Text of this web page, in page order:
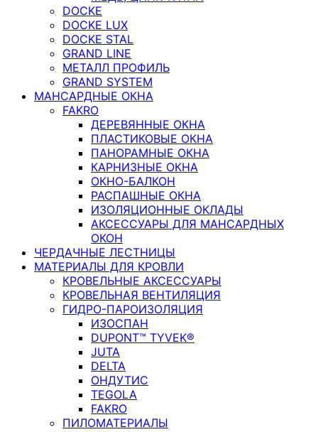
DOCKE
DOCKE LUX
DOCKE STAL
GRAND LINE
МЕТАЛЛ ПРОФИЛЬ
GRAND SYSTEM
МАНСАРДНЫЕ ОКНА
FAKRO
ДЕРЕВЯННЫЕ ОКНА
ПЛАСТИКОВЫЕ ОКНА
ПАНОРАМНЫЕ ОКНА
КАРНИЗНЫЕ ОКНА
ОКНО-БАЛКОН
РАСПАШНЫЕ ОКНА
ИЗОЛЯЦИОННЫЕ ОКЛАДЫ
АКСЕССУАРЫ ДЛЯ МАНСАРДНЫХ
ОКОН
ЧЕРДАЧНЫЕ ЛЕСТНИЦЫ
МАТЕРИАЛЫ ДЛЯ КРОВЛИ
КРОВЕЛЬНЫЕ АКСЕССУАРЫ
КРОВЕЛЬНАЯ ВЕНТИЛЯЦИЯ
ГИДРО-ПАРОИЗОЛЯЦИЯ
ИЗОСПАН
DUPONT™ TYVEK®
JUTA
DELTA
ОНДУТИС
TEGOLA
FAKRO
ПИЛОМАТЕРИАЛЫ